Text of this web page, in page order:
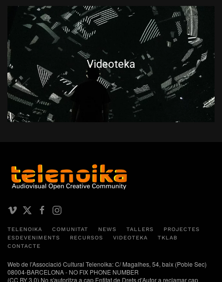
Videoteka
TELENOIKA COMUNITAT NEWS TALLERS
PROJECTES
ESDEVENIMENTS
RECURSOS VIDEOTEKA
TKLAB
CONTACTE
Web de l'Associació Cultural Telenoika: C/ Magalhes, 54, baix (Poble Sec)
08004-BARCELONA - NO FIX PHONE NUMBER
(CC BY 3.0) No s'autoritza a cap Entitat de Drets d'Autor a reclamar cap